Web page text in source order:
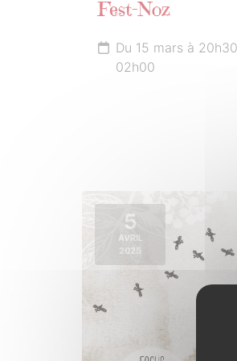
Fest-Noz
Du 15 mars à
02h00
5
AVRIL
2025